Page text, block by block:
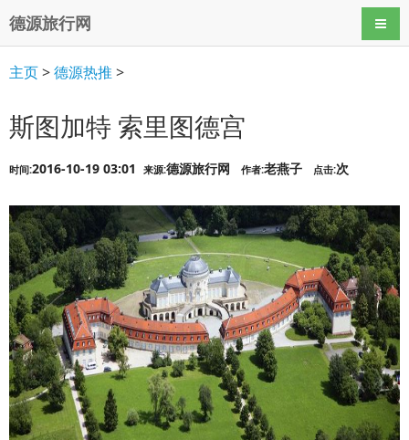
德源旅行网 导航
主页>德源热推 >
斯图加特 索里图德宫
时间:2016-10-19 03:01 来源:德源旅行网 作者:老燕子 点击:次